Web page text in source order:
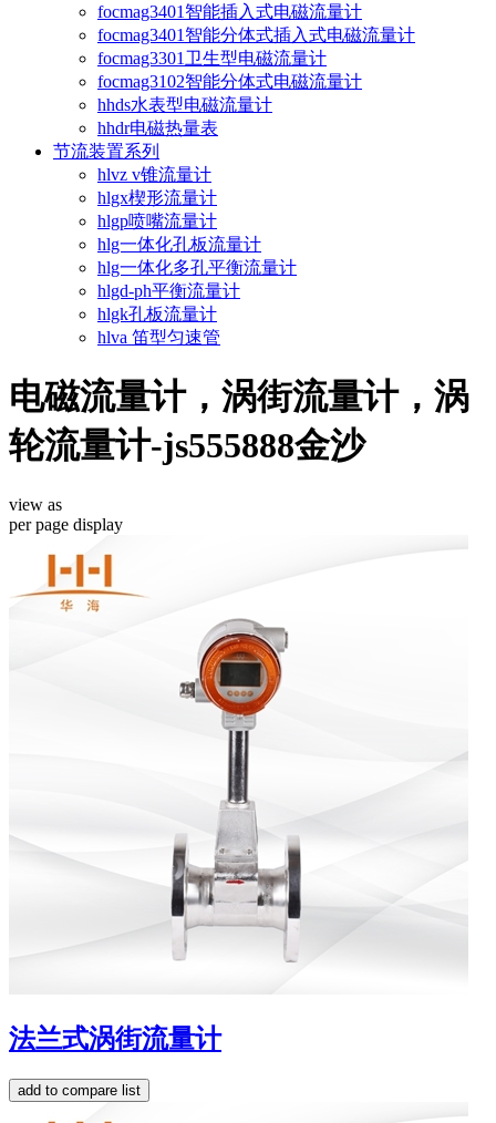
focmag3401智能插入式电磁流量计
focmag3401智能分体式插入式电磁流量计
focmag3301卫生型电磁流量计
focmag3102智能分体式电磁流量计
hhds水表型电磁流量计
hhdr电磁热量表
节流装置系列
hlvz v锥流量计
hlgx楔形流量计
hlgp喷嘴流量计
hlg一体化孔板流量计
hlg一体化多孔平衡流量计
hlgd-ph平衡流量计
hlgk孔板流量计
hlva 笛型匀速管
电磁流量计，涡街流量计，涡
轮流量计-js555888金沙
view as
per page display
法兰式涡街流量计